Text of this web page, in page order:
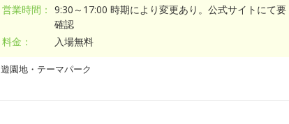
営業時間： 9:30～17:00 時期により変更あり。公式サイトにて要
確認
料金：
入場無料
遊園地・テーマパーク